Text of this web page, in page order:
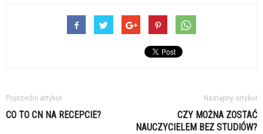
Poprzedni artykuł
CO TO CN NA RECEPCIE?
Następny artykuł
CZY MOŻNA ZOSTAĆ
NAUCZYCIELEM BEZ STUDIÓW?